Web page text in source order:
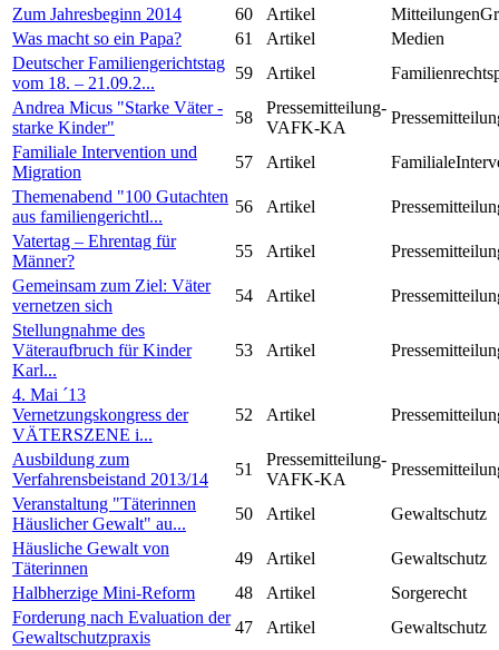
Zum Jahresbeginn 2014
60 Artikel
Was macht so ein Papa?
61 Artikel
Medien
Deutscher Familiengerichtstag
vom 18. – 21.09.2...
59 Artikel
Andrea Micus "Starke Väter -
starke Kinder"
58
Pressemitteilung-
VAFK-KA
Familiale Intervention und
Migration
57 Artikel
Themenabend "100 Gutachten
aus familiengerichtl...
56 Artikel
Vatertag – Ehrentag für
Männer?
55 Artikel
Gemeinsam zum Ziel: Väter
vernetzen sich
54 Artikel
Stellungnahme des
Väteraufbruch für Kinder
Karl...
53 Artikel
4. Mai ´13
Vernetzungskongress der
VÄTERSZENE i...
52 Artikel
Ausbildung zum
Verfahrensbeistand 2013/14
51
Pressemitteilung-
VAFK-KA
Veranstaltung "Täterinnen
Häuslicher Gewalt" au...
50 Artikel
Gewaltschutz
Häusliche Gewalt von
Täterinnen
49 Artikel
Gewaltschutz
Halbherzige Mini-Reform
48 Artikel
Sorgerecht
Forderung nach Evaluation der
Gewaltschutzpraxis
47 Artikel
Gewaltschutz